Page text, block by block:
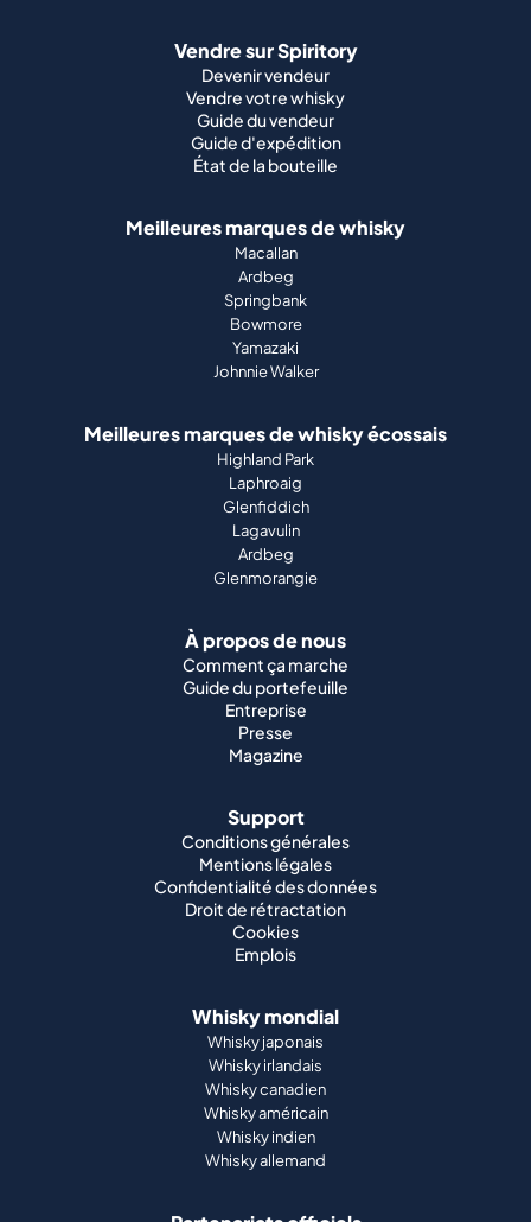
Vendre sur Spiritory
Devenir vendeur
Vendre votre whisky
Guide du vendeur
Guide d'expédition
État de la bouteille
Meilleures marques de whisky
Macallan
Ardbeg
Springbank
Bowmore
Yamazaki
Johnnie Walker
Meilleures marques de whisky écossais
Highland Park
Laphroaig
Glenfiddich
Lagavulin
Ardbeg
Glenmorangie
À propos de nous
Comment ça marche
Guide du portefeuille
Entreprise
Presse
Magazine
Support
Conditions générales
Mentions légales
Confidentialité des données
Droit de rétractation
Cookies
Emplois
Whisky mondial
Whisky japonais
Whisky irlandais
Whisky canadien
Whisky américain
Whisky indien
Whisky allemand